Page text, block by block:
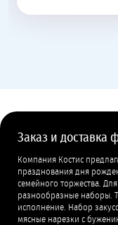
Заказ и доставка
Компания Костис
празднования дня
семейного торжества.
разнообразные наборы.
исполнение. Набор
мясные нарезки с